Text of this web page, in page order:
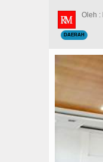
Oleh :
DAERAH